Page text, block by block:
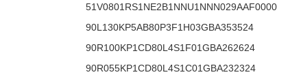
51V0801RS1NE2B1NNU1NNN029AAF0000
90L130KP5AB80P3F1H03GBA353524
90R100KP1CD80L4S1F01GBA262624
90R055KP1CD80L4S1C01GBA232324